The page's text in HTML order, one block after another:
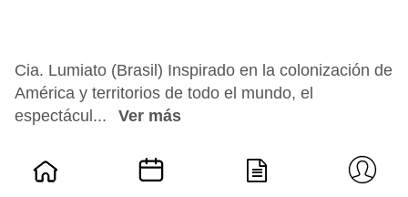
Cia. Lumiato (Brasil) Inspirado en la colonización de
América y territorios de todo el mundo, el
espectácul...
Ver más